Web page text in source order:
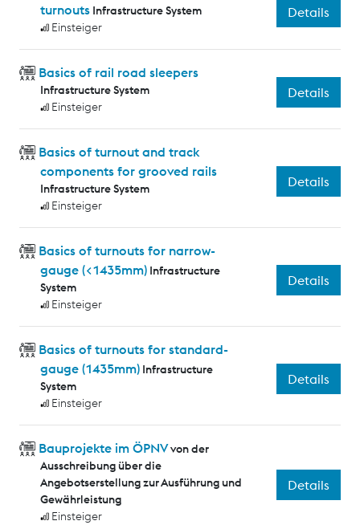
turnouts Infrastructure System
Einsteiger
Details
Basics of rail road sleepers
Infrastructure System
Einsteiger
Details
Basics of turnout and track
components for grooved rails
Infrastructure System
Einsteiger
Details
Basics of turnouts for narrow-
gauge (<1435mm) Infrastructure
System
Einsteiger
Details
Basics of turnouts for standard-
gauge (1435mm) Infrastructure
System
Einsteiger
Details
Bauprojekte im ÖPNVvon der
Ausschreibung über die
Angebotserstellung zur Ausführung und
Gewährleistung
Einsteiger
Details